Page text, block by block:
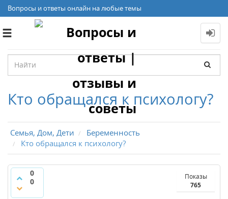
Вопросы и ответы онлайн на любые темы
Toggle
Кто обращался к психологу?
Семья, Дом, Дети
Беременность
Кто обращался к психологу?
0
0
Показы
765